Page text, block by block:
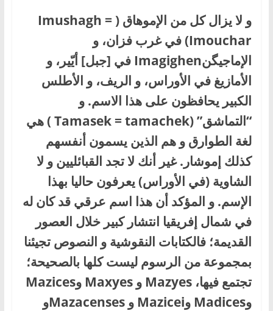
و لا يزال كل من الإموهاق ( Imushagh =
Imouchar) في غرب فزان، و
الإماجيگنImagighen في [جبل] أيّير، و
الأمازيغ في الأوراس، و الريف، و الأطلس
الكبير يحافظون على هذا الاسم. و
“التماشق” (Tamasek = tamachek ) هي
لغة الطوارق و هم الذين يسمون أنفسهم
كذلك إموشار. غير أنك لا تجد القبائليين و لا
الشاوية (في الأوراس) يعرفون حاليا بهذا
الإسم. و المؤكد أن هذا اسم عرقي قد كان له
في شمال إفريقيا انتشار كبير خلال العصور
القديمة؛ فالكتابات النقوشية و النصوص تجيئنا
بمجموعة من الرسوم ليست كلها بالصحيحة؛
تجتمع فيها، Mazyes و Maxyes وMazices
وMadices وMazicei و Mazacensesو